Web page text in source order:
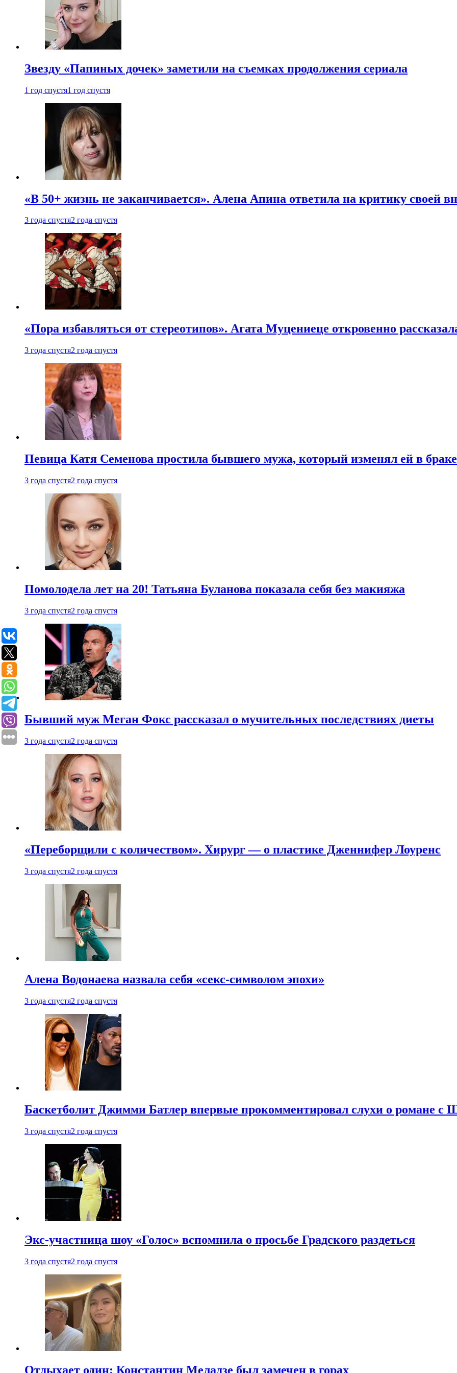
Звезду «Папиных дочек» заметили на съемках продолжения сериала
1 год спустя1 год спустя
«В 50+ жизнь не заканчивается». Алена Апина ответила на критику своей
3 года спустя2 года спустя
«Пора избавляться от стереотипов». Агата Муцениеце откровенно
3 года спустя2 года спустя
Певица Катя Семенова простила бывшего мужа, который изменял ей в браке
3 года спустя2 года спустя
Помолодела лет на 20! Татьяна Буланова показала себя без макияжа
3 года спустя2 года спустя
Бывший муж Меган Фокс рассказал о мучительных последствиях диеты
3 года спустя2 года спустя
«Переборщили с количеством». Хирург — о пластике Дженнифер Лоуренс
3 года спустя2 года спустя
Алена Водонаева назвала себя «секс-символом эпохи»
3 года спустя2 года спустя
Баскетболит Джимми Батлер впервые прокомментировал слухи о романе с
3 года спустя2 года спустя
Экс-участница шоу «Голос» вспомнила о просьбе Градского раздеться
3 года спустя2 года спустя
Отдыхает один: Константин Меладзе был замечен в горах